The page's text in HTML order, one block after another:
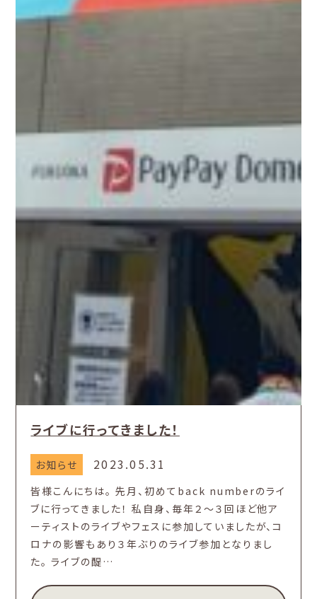
ライブに行ってきました！
お知らせ 2023.05.31
皆様こんにちは。 先月、初めてback numberのライ
ブに行ってきました！ 私自身、毎年２～３回ほど他ア
ーティストのライブやフェスに参加していましたが、コ
ロナの影響もあり３年ぶりのライブ参加となりまし
た。 ライブの醍…